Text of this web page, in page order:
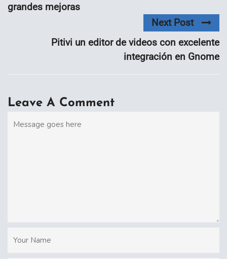
grandes mejoras
Next Post
Pitivi un editor de videos con excelente
integración en Gnome
Leave A Comment